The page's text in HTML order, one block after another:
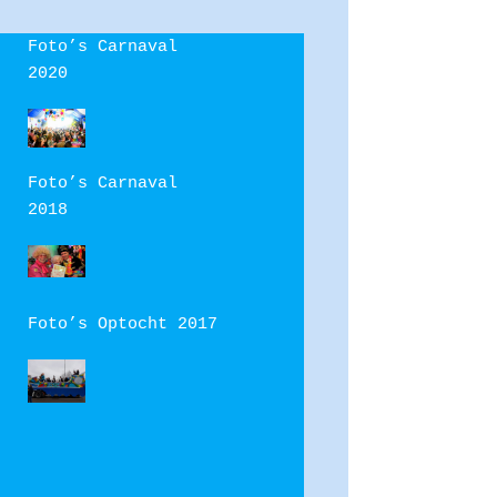
Foto’s Carnaval
2020
Foto’s Carnaval
2018
Foto’s Optocht 2017